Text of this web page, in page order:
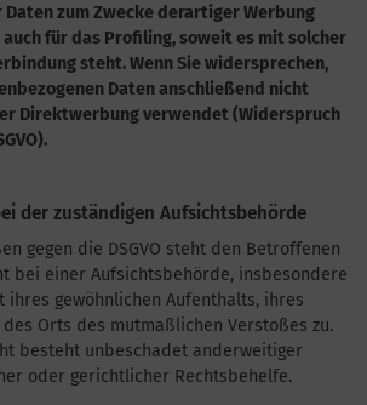
zum Zwecke derartiger Werbung
für das Profiling, soweit es mit solcher
steht. Wenn Sie widersprechen,
Daten anschließend nicht
Direktwerbung verwendet (Widerspruch
der zuständigen Aufsichtsbehörde
gegen die DSGVO steht den Betroffenen
bei einer Aufsichtsbehörde, insbesondere
ihres gewöhnlichen Aufenthalts, ihres
Orts des mutmaßlichen Verstoßes zu.
besteht unbeschadet anderweitiger
oder gerichtlicher Rechtsbehelfe.